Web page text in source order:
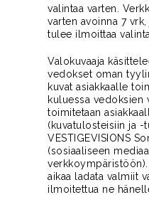
valintaa varten.
varten avoinna 7 vrk,
tulee ilmoittaa
Valokuvaaja
vedokset oman
kuvat asiakkaalle
kuluessa vedoksien
toimitetaan
(kuvatulosteisiin ja -
VESTIGEVISIONS
(sosiaaliseen
aikaa ladata valmiit
ilmoitettua ne